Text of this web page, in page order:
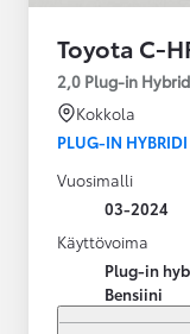
Toyota C-
2,0 Plug-in Hybrid
Kokkola
PLUG-IN HYBRIDI
Vuosimalli
03-2024
Käyttövoima
Plug-in
Bensiini